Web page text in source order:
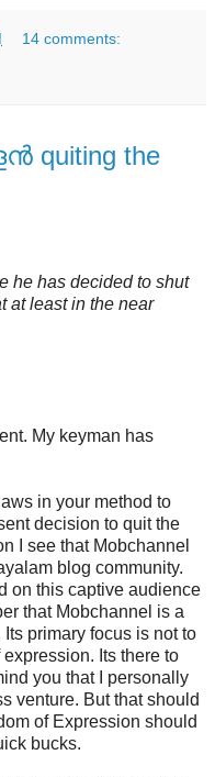
14 comments:
quiting the
he has decided to shut
at least in the near
My keyman has
in your method to
decision to quit the
I see that Mobchannel
blog community.
on this captive audience
that Mobchannel is a
primary focus is not to
Its there to
you that I personally
venture. But that should
of Expression should
bucks.